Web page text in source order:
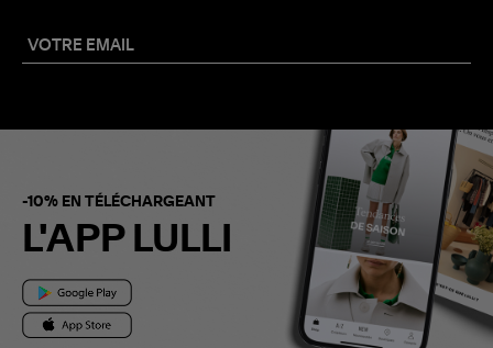
-10% EN TÉLÉCHARGEANT
L'APP LULLI